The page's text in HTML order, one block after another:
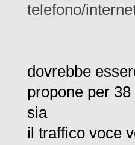
telefono/
dovrebbe
propone per
sia
il traffico voce